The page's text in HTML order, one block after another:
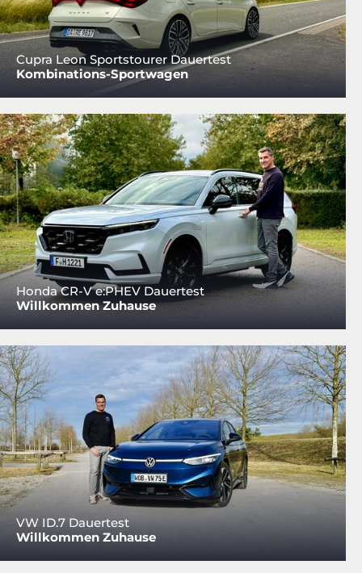
Cupra Leon Sportstourer Dauertest
Kombinations-Sportwagen
Honda CR-V e:PHEV Dauertest
Willkommen Zuhause
VW ID.7 Dauertest
Willkommen Zuhause